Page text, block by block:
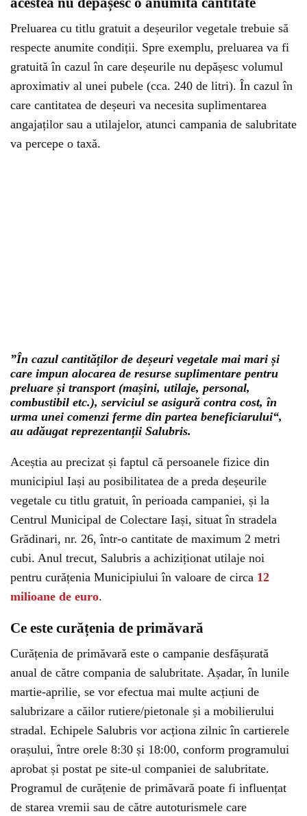
Preluarea cu titlu gratuit a deșeurilor vegetale trebuie să
respecte anumite condiții. Spre exemplu, preluarea va fi
gratuită în cazul în care deșeurile nu depășesc volumul
aproximativ al unei pubele (cca. 240 de litri). În cazul în
care cantitatea de deșeuri va necesita suplimentarea
angajaților sau a utilajelor, atunci campania de salubritate
va percepe o taxă.
”În cazul cantităților de deșeuri vegetale mai mari și
care impun alocarea de resurse suplimentare pentru
preluare și transport (mașini, utilaje, personal,
combustibil etc.), serviciul se asigură contra cost, în
urma unei comenzi ferme din partea beneficiarului“,
au adăugat reprezentanții Salubris.
Aceștia au precizat și faptul că persoanele fizice din
municipiul Iași au posibilitatea de a preda deșeurile
vegetale cu titlu gratuit, în perioada campaniei, și la
Centrul Municipal de Colectare Iași, situat în stradela
Grădinari, nr. 26, într-o cantitate de maximum 2 metri
cubi. Anul trecut, Salubris a achiziționat utilaje noi
pentru curățenia Municipiului în valoare de circa 12
milioane de euro.
Ce este curățenia de primăvară
Curățenia de primăvară este o campanie desfășurată
anual de către compania de salubritate. Așadar, în lunile
martie-aprilie, se vor efectua mai multe acțiuni de
salubrizare a căilor rutiere/pietonale și a mobilierului
stradal. Echipele Salubris vor acționa zilnic în cartierele
orașului, între orele 8:30 și 18:00, conform programului
aprobat și postat pe site-ul companiei de salubritate.
Programul de curățenie de primăvară poate fi influențat
de starea vremii sau de către autoturismele care